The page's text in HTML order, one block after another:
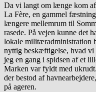
Da vi langt om længe kom
La Fère, en gammel
længere mellemrum til
rasede. På vejen kunne det
lokale militæradministration
nyttig beskæftigelse, hvad vi
jeg en gang i spidsen af et
Marken var fyldt med
der bestod af
på ageren.